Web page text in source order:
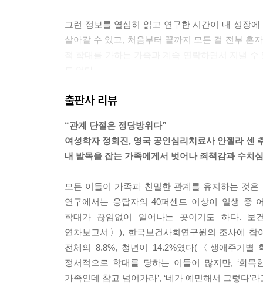
그런 정보를 열심히 읽고 연구한 시간이 내 성장
살아갈 수 있고, 처음부터 끝까지 모든 걸 전부 혼
도 없다.
이 아니다. 관계를 끊겠다는 결심은 가족을 어떻
--- p.25
줬을 때 속상해한다는 것이다. 그런 일이 생기면
으려고 노력하는 동기가 된다. 그런 감정을 느낀
하지만 해로운 가족은 다르다. 자존심이 약한 사
수한 마음을 이용한다.
--- p.32
출판사 리뷰
“관계 단절은 정당방위다”
여성학자 정희진, 영국 공인심리치료사 안젤라 센
내 발목을 잡는 가족에게서 벗어나 죄책감과 수치
모든 이들이 가족과 친밀한 관계를 유지하는 것
연구에서는 응답자의 40퍼센트 이상이 일생 중
학대가 끊임없이 일어나는 곳이기도 하다. 보
연차보고서〉), 한국보건사회연구원의 조사에
전체의 8.8%, 청년이 14.2%였다(〈생애주기
정서적으로 학대를 당하는 이들이 많지만, ‘화
가족인데 참고 넘어가라’, ‘네가 예민해서 그렇다’